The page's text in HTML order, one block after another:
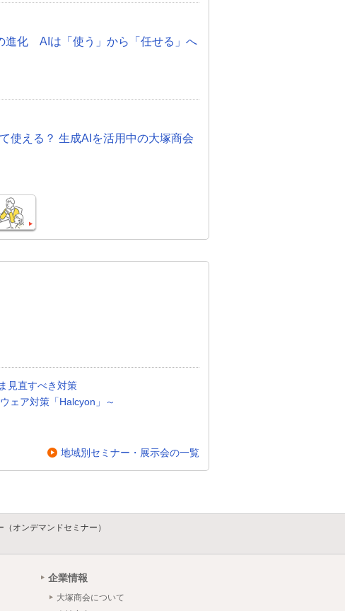
進化 AIは「使う」から「任せる」へ
使える？ 生成AIを活用中の大塚商会
見直すべき対策
ェア対策「Halcyon」～
地域別セミナー・展示会の一覧
（オンデマンドセミナー）
企業情報
大塚商会について